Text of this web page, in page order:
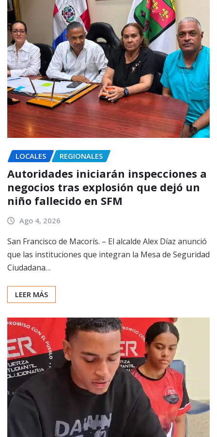
LOCALES REGIONALES
Autoridades iniciarán inspecciones a
negocios tras explosión que dejó un
niño fallecido en SFM
Ago 4, 2026
San Francisco de Macorís. – El alcalde Alex Díaz anunció
que las instituciones que integran la Mesa de Seguridad
Ciudadana…
LEER MÁS